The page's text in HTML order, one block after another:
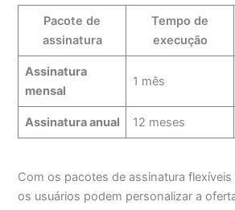
Pacote de
assinatura
Tempo de
execução
Assinatura
mensal
1 mês
Assinatura anual 12 meses
Com os pacotes de assinatura flexíveis
os usuários podem personalizar a